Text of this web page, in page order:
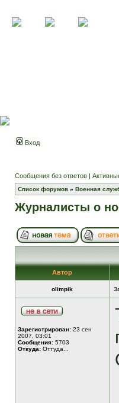
Вход
Сообщения без ответов |
Список форумов » Военная
Журналисты о
Автор
olimpik
Зарегистрирован: 23 сен
2007, 03:01
Сообщения: 5703
Откуда: Оттуда...